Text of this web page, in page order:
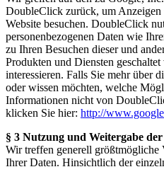
DoubleClick zurück, um Anzeigen
Website besuchen. DoubleClick
personenbezogenen Daten wie
zu Ihren Besuchen dieser und
Produkten und Diensten
interessieren. Falls Sie mehr über
oder wissen möchten, welche
Informationen nicht von
klicken Sie hier: http://
§ 3 Nutzung und Weitergabe
Wir treffen generell größtmögliche
Ihrer Daten. Hinsichtlich der